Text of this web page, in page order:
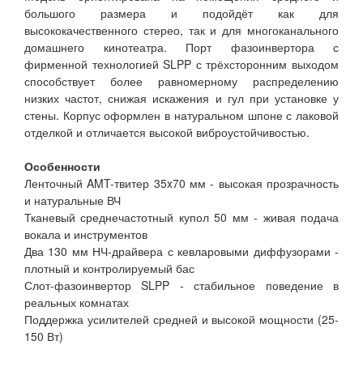
большого размера и подойдёт как для
высококачественного стерео, так и для многоканального
домашнего кинотеатра. Порт фазоинвертора с
фирменной технологией SLPP с трёхсторонним выходом
способствует более равномерному распределению
низких частот, снижая искажения и гул при установке у
стены. Корпус оформлен в натуральном шпоне с лаковой
отделкой и отличается высокой виброустойчивостью.
Особенности
Ленточный AMT-твитер 35x70 мм - высокая прозрачность
и натуральные ВЧ
Тканевый среднечастотный купол 50 мм - живая подача
вокала и инструментов
Два 130 мм НЧ-драйвера с кевларовыми диффузорами -
плотный и контролируемый бас
Слот-фазоинвертор SLPP - стабильное поведение в
реальных комнатах
Поддержка усилителей средней и высокой мощности (25-
150 Вт)